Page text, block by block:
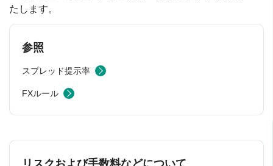
たします。
参照
スプレッド提示率
FXルール
リスクおよび手数料などについて